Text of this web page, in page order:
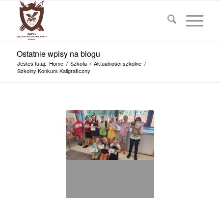
Ostatnie wpisy na blogu
Jesteś tutaj: Home / Szkoła / Aktualności szkolne /
Szkolny Konkurs Kaligraficzny